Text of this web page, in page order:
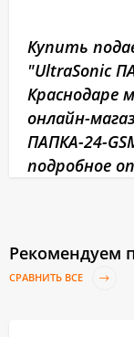
Купить
"UltraSonic
Краснодаре
онлайн-
ПАПКА-24-
подробное
Рекомендуем
СРАВНИТЬ ВСЕ